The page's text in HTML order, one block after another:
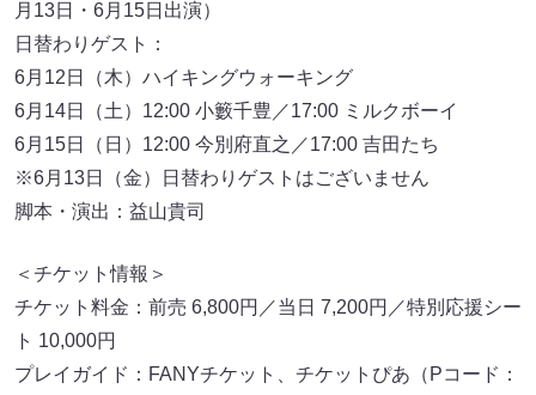
月13日・6月15日出演）
日替わりゲスト：
6月12日（木）ハイキングウォーキング
6月14日（土）12:00 小籔千豊／17:00 ミルクボーイ
6月15日（日）12:00 今別府直之／17:00 吉田たち
※6月13日（金）日替わりゲストはございません
脚本・演出：益山貴司
＜チケット情報＞
チケット料金：前売 6,800円／当日 7,200円／特別応援シー
ト 10,000円
プレイガイド：FANYチケット、チケットぴあ（Pコード：